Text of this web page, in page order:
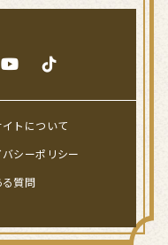
イトについて
シーポリシー
る質問